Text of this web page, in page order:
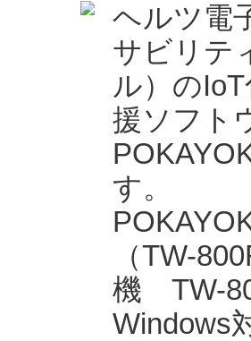
ヘルツ電
サビリテ
ル）の
援ソフト
す。
（TW-
機 TW-
Windows